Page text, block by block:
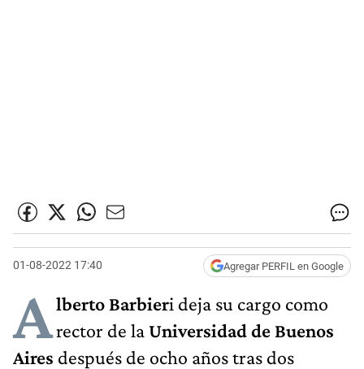
01-08-2022 17:40 Agregar PERFIL en Google
Alberto Barbieri deja su cargo como
rector de laUniversidad de Buenos
Aires después de ocho años tras dos